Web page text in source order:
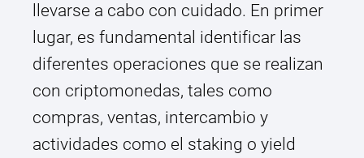
llevarse a cabo con cuidado. En primer
lugar, es fundamental identificar las
diferentes operaciones que se realizan
con criptomonedas, tales como
compras, ventas, intercambio y
actividades como el staking o yield